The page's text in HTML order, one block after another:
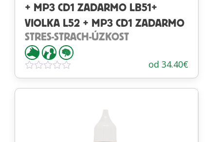
+ MP3 CD1 ZADARMO LB51+
VIOLKA L52 + MP3 CD1 ZADARMO
STRES-STRACH-ÚZKOST
Hodnotenie
0
od 34.40€